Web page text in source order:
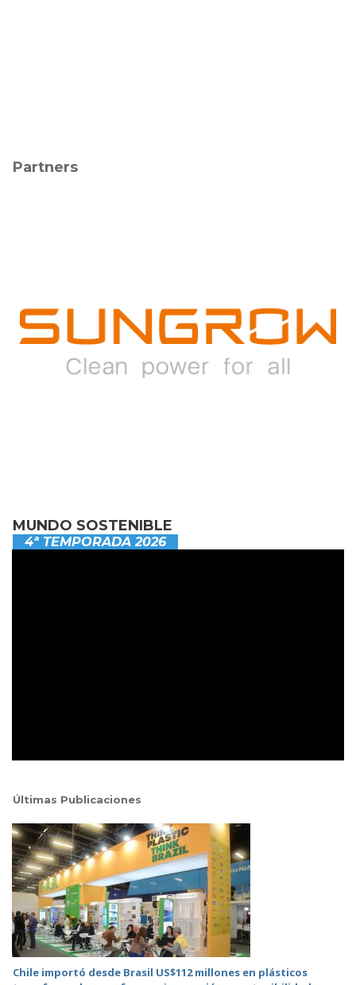
Partners
MUNDO SOSTENIBLE
4ª TEMPORADA 2026
Últimas Publicaciones
Chile importó desde Brasil US$112 millones en plásticos